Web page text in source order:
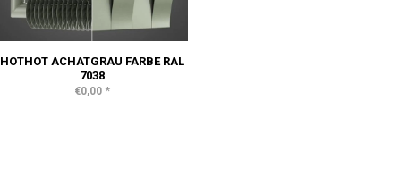
HOTHOT ACHATGRAU FARBE RAL
7038
€0,00 *